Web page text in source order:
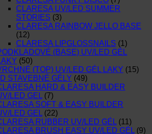
CLARESA UV/LED SUMMER
STORIES (3)
CLARESA RAINBOW JELLO BASE
(12)
CLARESA LIPGLOSSNAILS (1)
(BASE) UV/LED GÉL
(50)
(TOP) UV/LED GÉL LAKY (15)
STAVEBNÉ GÉLY (49)
HARD & EASY BUILDER
LED GEL (7)
SOFT & EASY BUILDER
LED GEL (22)
RUBBER UV/LED GÉL (11)
BRUSH EASY UV/LED GÉL (9)